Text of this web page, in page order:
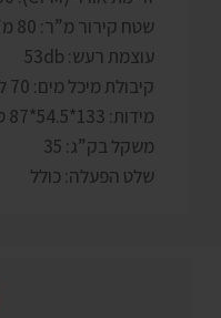
שטח קירור מ”ר: 80 מ”ר
עוצמת רעש: 53db
קיבולת מיכל מים: 70 ליטר
מידות: 133*54.5*87 ס”מ
משקל בק”ג: 35
שלט הפעלה: כולל